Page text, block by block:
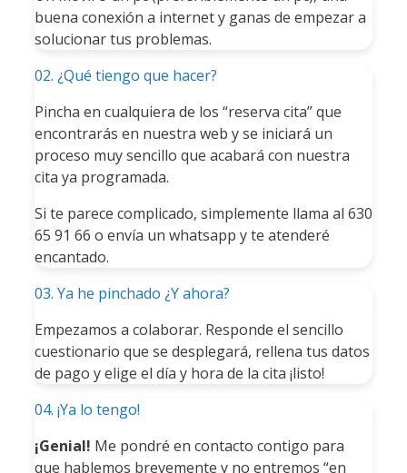
buena conexión a internet y ganas de empezar a
solucionar tus problemas.
02. ¿Qué tiengo que hacer?
Pincha en cualquiera de los “reserva cita” que
encontrarás en nuestra web y se iniciará un
proceso muy sencillo que acabará con nuestra
cita ya programada.
Si te parece complicado, simplemente llama al 630
65 91 66 o envía un whatsapp y te atenderé
encantado.
03. Ya he pinchado ¿Y ahora?
Empezamos a colaborar. Responde el sencillo
cuestionario que se desplegará, rellena tus datos
de pago y elige el día y hora de la cita ¡listo!
04. ¡Ya lo tengo!
¡Genial! Me pondré en contacto contigo para
que hablemos brevemente y no entremos “en